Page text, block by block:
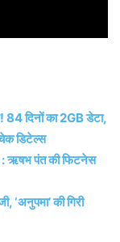
दिनों का 2GB डेटा,
डिटेल्स
पंत की फिटनेस
‘अनुपमा’ की गिरी